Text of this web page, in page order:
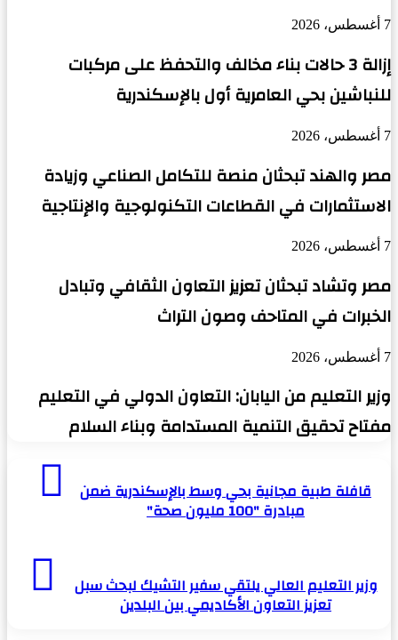
7 أغسطس، 2026
إزالة 3 حالات بناء مخالف والتحفظ على مركبات
للنباشين بحي العامرية أول بالإسكندرية
7 أغسطس، 2026
مصر والهند تبحثان منصة للتكامل الصناعي وزيادة
الاستثمارات في القطاعات التكنولوجية والإنتاجية
7 أغسطس، 2026
مصر وتشاد تبحثان تعزيز التعاون الثقافي وتبادل
الخبرات في المتاحف وصون التراث
7 أغسطس، 2026
وزير التعليم من اليابان: التعاون الدولي في التعليم
مفتاح تحقيق التنمية المستدامة وبناء السلام
طبية
مجانية
مبادرة
قافلة طبية مجانية بحي وسط بالإسكندرية ضمن
مبادرة "100 مليون صحة"
التعليم
العالي
وزير التعليم العالي يلتقي سفير التشيك لبحث سبل
تعزيز التعاون الأكاديمي بين البلدين